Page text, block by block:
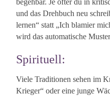
und das Drehbuch neu
lernen“ statt „Ich blamier
wird das automatische
Spirituell:
Viele Traditionen sehen im
Krieger“ oder eine junge